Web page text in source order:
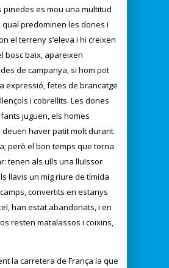
pinedes es mou una multitud
predominen les dones i
el terreny s’eleva i hi creixen
bosc baix, apareixen
de campanya, si hom pot
expressió, fetes de brancatge
i cobrellits. Les dones
juguen, els homes
deuen haver patit molt durant
però el bon temps que torna
tenen als ulls una lluïssor
llavis un mig riure de tímida
convertits en estanys
han estat abandonats, i en
resten matalassos i coixins,
la carretera de França la que